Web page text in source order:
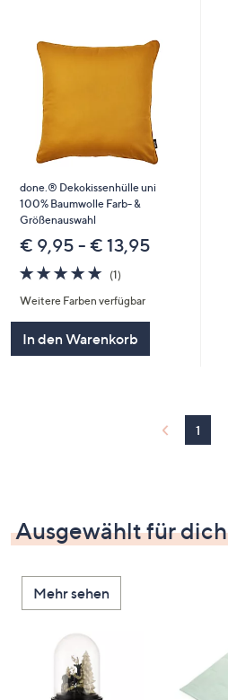
Geräten
nach
bzw.
rechts,
diese
anzuzeigen.
done.® Dekokissenhülle uni
100% Baumwolle Farb- &
Größenauswahl
€ 9,95 - € 13,95
5.0
von
5
(1)1
Weitere Farben verfügbar
In den Warenkorb
1
Ausgewählt für dich
Mehr sehen